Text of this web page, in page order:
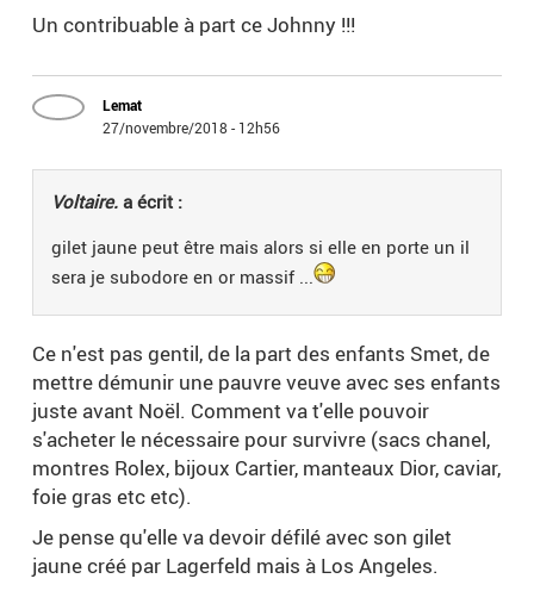
Un contribuable à part ce Johnny !!!
Lemat
27/novembre/2018 - 12h56
Voltaire. a écrit :
gilet jaune peut être mais alors si elle en porte un il
sera je subodore en or massif ...
Ce n'est pas gentil, de la part des enfants Smet, de
mettre démunir une pauvre veuve avec ses enfants
juste avant Noël. Comment va t'elle pouvoir
s'acheter le nécessaire pour survivre (sacs chanel,
montres Rolex, bijoux Cartier, manteaux Dior, caviar,
foie gras etc etc).
Je pense qu'elle va devoir défilé avec son gilet
jaune créé par Lagerfeld mais à Los Angeles.